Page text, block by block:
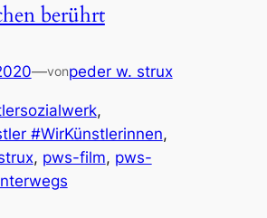
berührt
—vonpeder w. strux
#WirKünstlerinnen
, pws-film, pws-